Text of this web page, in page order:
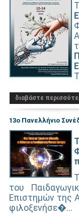
διαβάστε
13ο Πανελλήνιο
του
Επιστημών της
φιλοξενήσε�...